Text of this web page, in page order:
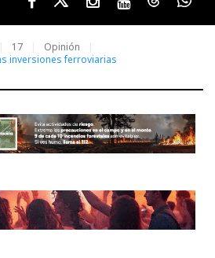
FacebookTwitterInstagram
YoutubeThreads
17
Opinión
inversiones ferroviarias